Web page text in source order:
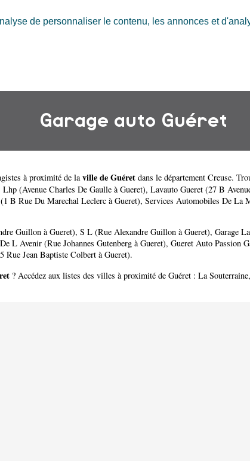
de personnaliser le contenu, les annonces et
Garage auto Guéret
à proximité de laville de Guéret dans le département Creuse.
Lhp (Avenue Charles De Gaulle à Gueret), Lavauto Gueret (27 B
B Rue Du Marechal Leclerc à Gueret), Services Automobiles De La
Guillon à Gueret), S L (Rue Alexandre Guillon à Gueret), Garage
L Avenir (Rue Johannes Gutenberg à Gueret), Gueret Auto Passion
Rue Jean Baptiste Colbert à Gueret).
? Accédez aux listes des villes à proximité de Guéret : La Souterraine,